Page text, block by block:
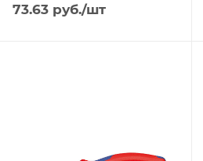
73.63руб./шт